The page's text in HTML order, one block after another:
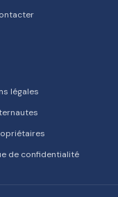
légales
de confidentialité